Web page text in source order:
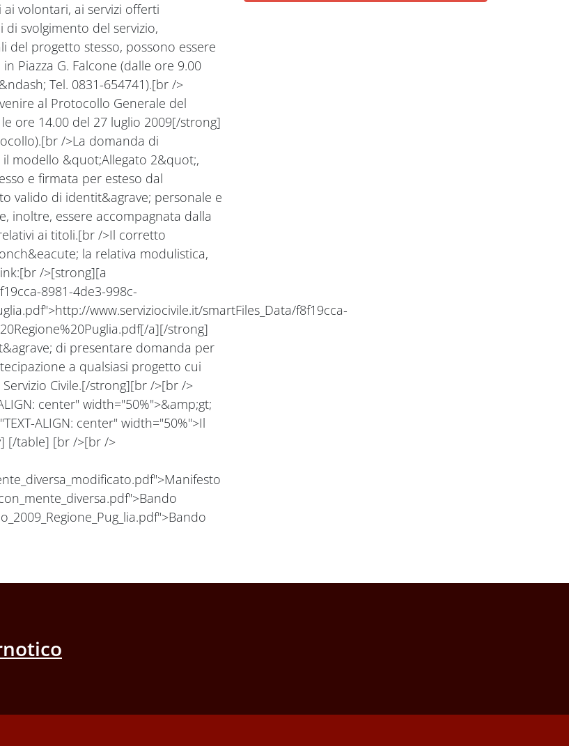
volontari, ai servizi offerti
svolgimento del servizio,
del progetto stesso, possono essere
Piazza G. Falcone (dalle ore 9.00
Tel. 0831-654741).[br />
al Protocollo Generale del
ore 14.00 del 27 luglio 2009[/strong]
/>La domanda di
modello &quot;Allegato 2&quot;,
e firmata per esteso dal
valido di identit&agrave; personale e
inoltre, essere accompagnata dalla
ai titoli.[br />Il corretto
la relativa modulistica,
/>[strong][a
8981-4de3-998c-
www.serviziocivile.it/smartFiles_Data/f8f19cca-
a][/strong]
di presentare domanda per
a qualsiasi progetto cui
Civile.[/strong][br />[br />
center" width="50%">&amp;gt;
ALIGN: center" width="50%">Il
[/table] [br />[br />